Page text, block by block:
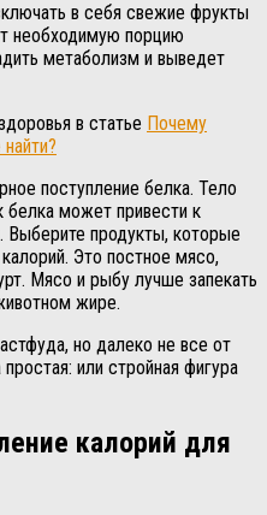
в себя свежие фрукты
необходимую порцию
метаболизм и выведет
в статье Почему
поступление белка. Тело
белка может привести к
Выберите продукты, которые
Это постное мясо,
Мясо и рыбу лучше запекать
жире.
но далеко не все от
или стройная фигура
калорий для